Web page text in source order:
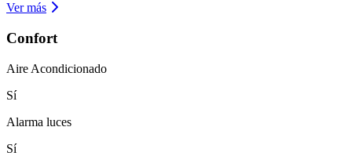
Ver más
Confort
Aire Acondicionado
Sí
Alarma luces
Sí